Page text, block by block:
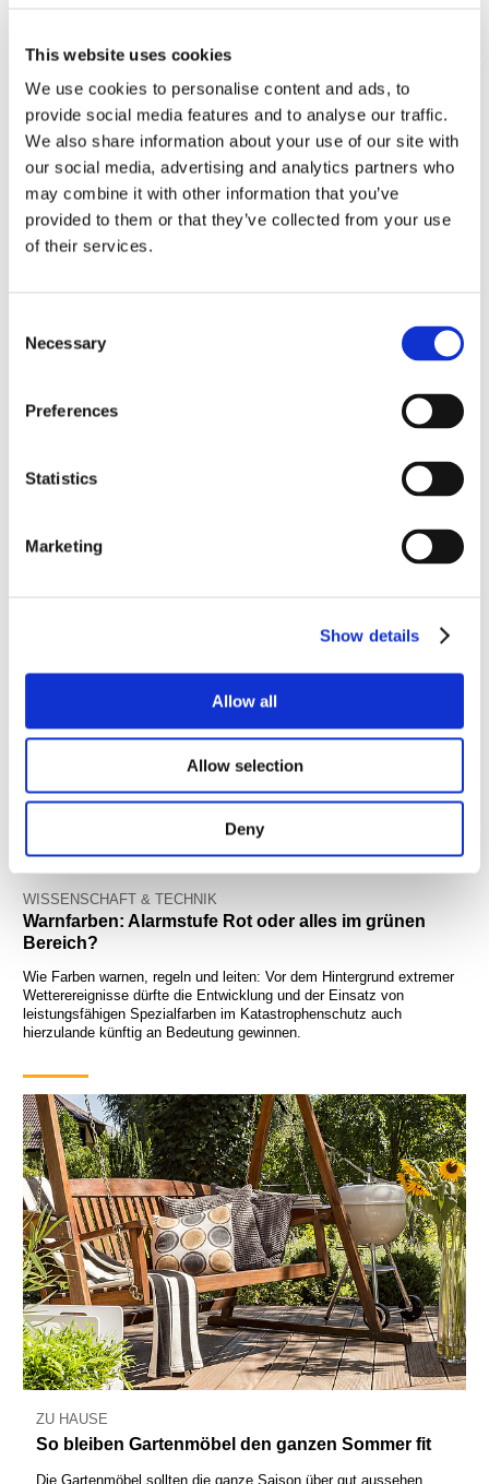
This website uses cookies
We use cookies to personalise content and ads, to
provide social media features and to analyse our traffic.
We also share information about your use of our site with
our social media, advertising and analytics partners who
may combine it with other information that you’ve
provided to them or that they’ve collected from your use
of their services.
Selection
Necessary
Preferences
Statistics
Marketing
Show details
Allow all
Allow selection
Deny
Neue Energie(n) durch High-Tech-Beschichtungen
Energien aus Windkraft und Sonne sorgen für eine optimale
Energieausbeute. Innovative Beschichtungssysteme versprechen
WISSENSCHAFT & TECHNIK
Warnfarben: Alarmstufe Rot oder alles im grünen
Bereich?
Wie Farben warnen, regeln und leiten: Vor dem Hintergrund extremer
Wetterereignisse dürfte die Entwicklung und der Einsatz von
leistungsfähigen Spezialfarben im Katastrophenschutz auch
hierzulande künftig an Bedeutung gewinnen.
ZU HAUSE
So bleiben Gartenmöbel den ganzen Sommer fit
Die Gartenmöbel sollten die ganze Saison über gut aussehen.